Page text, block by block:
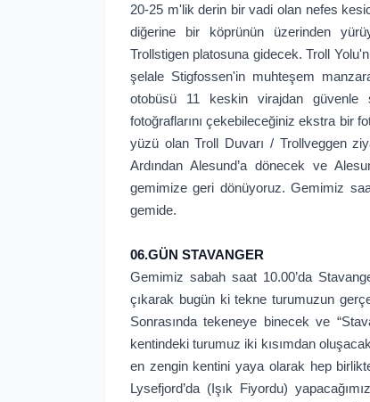
20-25 m'lik derin bir vadi olan nefes
diğerine bir köprünün üzerinden
Trollstigen platosuna gidecek. Troll
şelale Stigfossen'in muhteşem
otobüsü 11 keskin virajdan güvenle
fotoğraflarını çekebileceğiniz ekstra bir
yüzü olan Troll Duvarı / Trollveggen
Ardından Alesund’a dönecek ve
gemimize geri dönüyoruz. Gemimiz
gemide.
06.GÜN STAVANGER
Gemimiz sabah saat 10.00’da
çıkarak bugün ki tekne turumuzun
Sonrasında tekeneye binecek ve
kentindeki turumuz iki kısımdan
en zengin kentini yaya olarak hep
Lysefjord’da (Işık Fiyordu)